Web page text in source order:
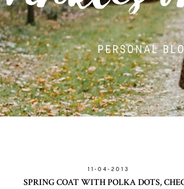
11-04-2013
SPRING COAT WITH POLKA DOTS,